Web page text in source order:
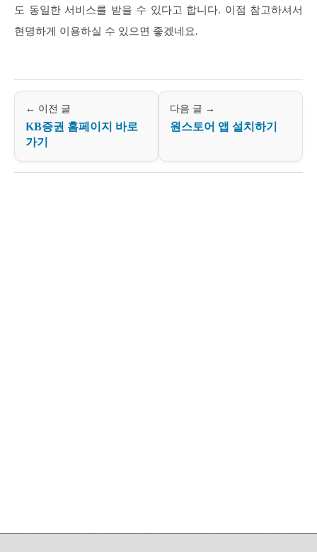
도 동일한 서비스를 받을 수 있다고 합니다. 이점 참고하셔서
현명하게 이용하실 수 있으면 좋겠네요.
← 이전 글
KB증권 홈페이지 바로
가기
다음 글 →
원스토어 앱 설치하기